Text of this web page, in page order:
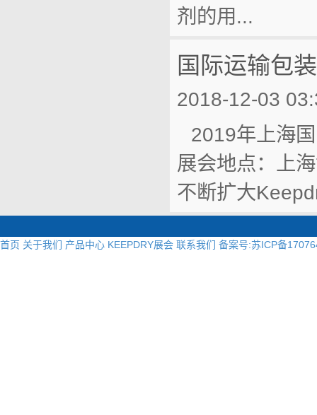
剂的用...
国际运输包
2018-12-03
2019年上海
展会地点：上
不断扩大
首页 关于我们 产品中心 KEEPDRY展会 联系我们 备案号:苏ICP备